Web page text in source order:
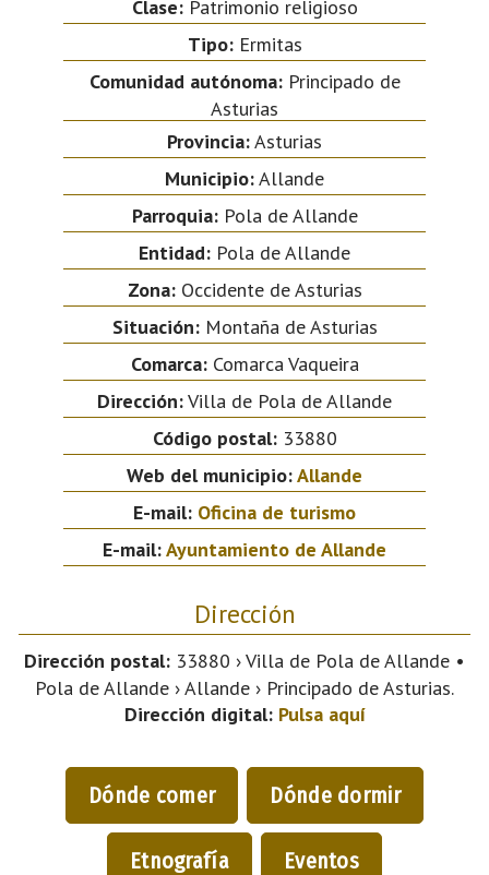
Clase:Patrimonio religioso
Tipo:Ermitas
Comunidad autónoma:Principado de
Asturias
Provincia:Asturias
Municipio:Allande
Parroquia:Pola de Allande
Entidad: Pola de Allande
Zona:Occidente de Asturias
Situación:Montaña de Asturias
Comarca:Comarca Vaqueira
Dirección:Villa de Pola de Allande
Código postal:33880
Web del municipio:Allande
E-mail: Oficina de turismo
E-mail:Ayuntamiento de Allande
Dirección
Dirección postal: 33880 › Villa de Pola de Allande •
Pola de Allande › Allande › Principado de Asturias.
Dirección digital: Pulsa aquí
Dónde comer Dónde dormir
Etnografía Eventos